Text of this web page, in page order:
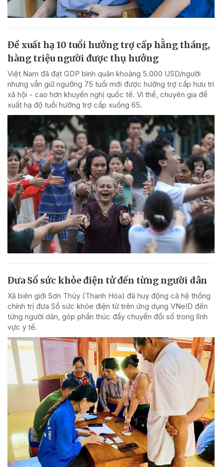
Đề xuất hạ 10 tuổi hưởng trợ cấp hằng tháng,
hàng triệu người được thụ hưởng
Việt Nam đã đạt GDP bình quân khoảng 5.000 USD/người
nhưng vẫn giữ ngưỡng 75 tuổi mới được hưởng trợ cấp hưu trí
xã hội - cao hơn khuyến nghị quốc tế. Vì thế, chuyên gia đề
xuất hạ độ tuổi hưởng trợ cấp xuống 65.
Đưa Sổ sức khỏe điện tử đến từng người dân
Xã biên giới Sơn Thủy (Thanh Hóa) đã huy động cả hệ thống
chính trị đưa Sổ sức khỏe điện tử trên ứng dụng VNeID đến
từng người dân, góp phần thúc đẩy chuyển đổi số trong lĩnh
vực y tế.